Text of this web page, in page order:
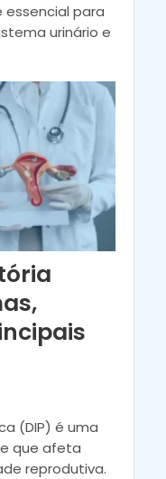
essencial para
urinário e
(DIP) é uma
que afeta
reprodutiva.